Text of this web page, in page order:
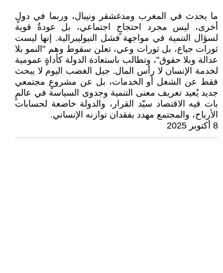
ما يحدث في المغرب ومدغشقر ونيبال، وربما في دولٍ
أخرى، ليس مجرد احتجاجٍ اجتماعي، بل عودةٌ قوية
لسؤال التنمية في مواجهة فشل النيوليبرالية. إنها ليست
ثورات جياع، بل ثورات وعي، تعلن سقوط وهم "النمو بلا
عدالة وبلا حقوق"، وتطالب باستعادة الدولة كأداةٍ عمومية
لخدمة الإنسان لا رأس المال. جيل الغضب اليوم لا يبحث
فقط عن الشغل أو الخدمات، بل عن مشروعٍ مجتمعي
جديد يُعيد تعريف معنى التنمية وجدوى السياسة في عالمٍ
بات فيه الاقتصاد سيّد القرار، والدولة خاضعة لحسابات
الأرباح، والمجتمع مهدد بفقدان توازنه الإنساني.
8 أكتوبر 2025